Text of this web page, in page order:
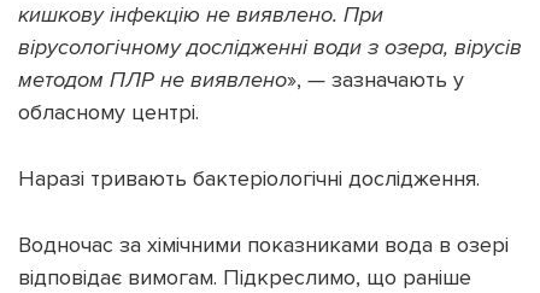
кишкову інфекцію не виявлено. При
вірусологічному дослідженні води з озера, вірусів
методом ПЛР не виявлено», — зазначають у
обласному центрі.
Наразі тривають бактеріологічні дослідження.
Водночас за хімічними показниками вода в озері
відповідає вимогам. Підкреслимо, що раніше